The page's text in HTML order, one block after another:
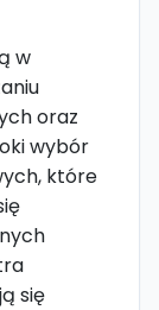
w
oraz
wybór
które
się